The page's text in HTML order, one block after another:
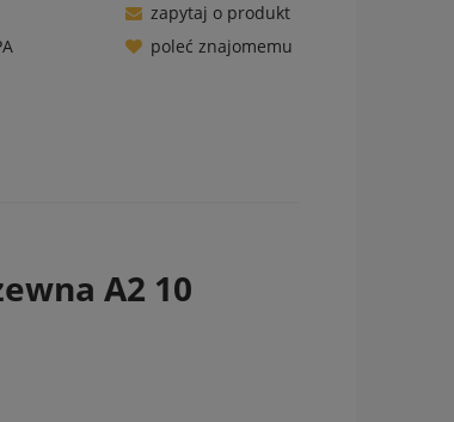
zapytaj o produkt
poleć znajomemu
A2 10